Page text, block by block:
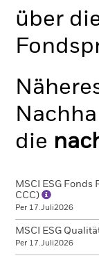
über
die
MSCI ESG Fonds
CCC)
Per 17.Juli2026
MSCI ESG
Per 17.Juli2026